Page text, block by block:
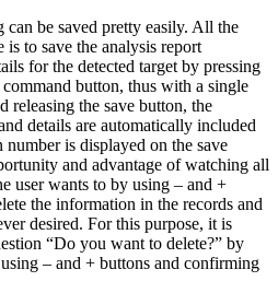
be saved pretty easily. All the
is to save the analysis report
for the detected target by pressing
button, thus with a single
releasing the save button, the
details are automatically included
is displayed on the save
and advantage of watching all
user wants to by using – and +
the information in the records and
desired. For this purpose, it is
“Do you want to delete?” by
– and + buttons and confirming